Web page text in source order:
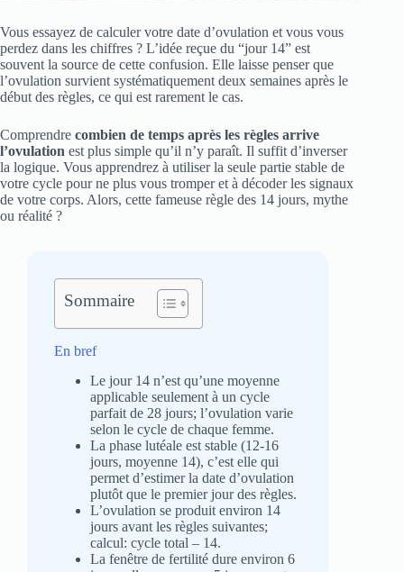
Vous essayez de calculer votre date d’ovulation et vous vous
perdez dans les chiffres ? L’idée reçue du “jour 14” est
souvent la source de cette confusion. Elle laisse penser que
l’ovulation survient systématiquement deux semaines après le
début des règles, ce qui est rarement le cas.
Comprendre combien de temps après les règles arrive
l’ovulation est plus simple qu’il n’y paraît. Il suffit d’inverser
la logique. Vous apprendrez à utiliser la seule partie stable de
votre cycle pour ne plus vous tromper et à décoder les signaux
de votre corps. Alors, cette fameuse règle des 14 jours, mythe
ou réalité ?
Sommaire
En bref
Le jour 14 n’est qu’une moyenne
applicable seulement à un cycle
parfait de 28 jours; l’ovulation varie
selon le cycle de chaque femme.
La phase lutéale est stable (12-16
jours, moyenne 14), c’est elle qui
permet d’estimer la date d’ovulation
plutôt que le premier jour des règles.
L’ovulation se produit environ 14
jours avant les règles suivantes;
calcul: cycle total – 14.
La fenêtre de fertilité dure environ 6